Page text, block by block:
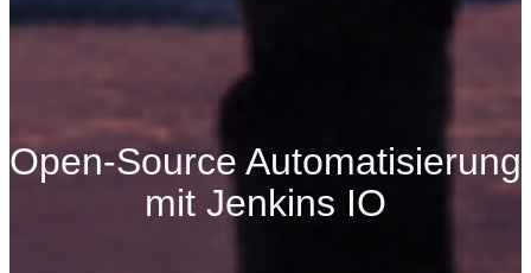
Open-Source Automatisierung
mit Jenkins IO